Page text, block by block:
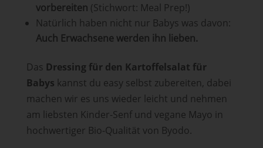
vorbereiten (Stichwort: Meal Prep!)
Natürlich haben nicht nur Babys was davon:
Auch Erwachsene werden ihn lieben.
Das Dressing für den Kartoffelsalat für
Babys kannst du easy selbst zubereiten, dabei
machen wir es uns wieder leicht und nehmen
am liebsten Kinder-Senf und vegane Mayo in
hochwertiger Bio-Qualität von Byodo.